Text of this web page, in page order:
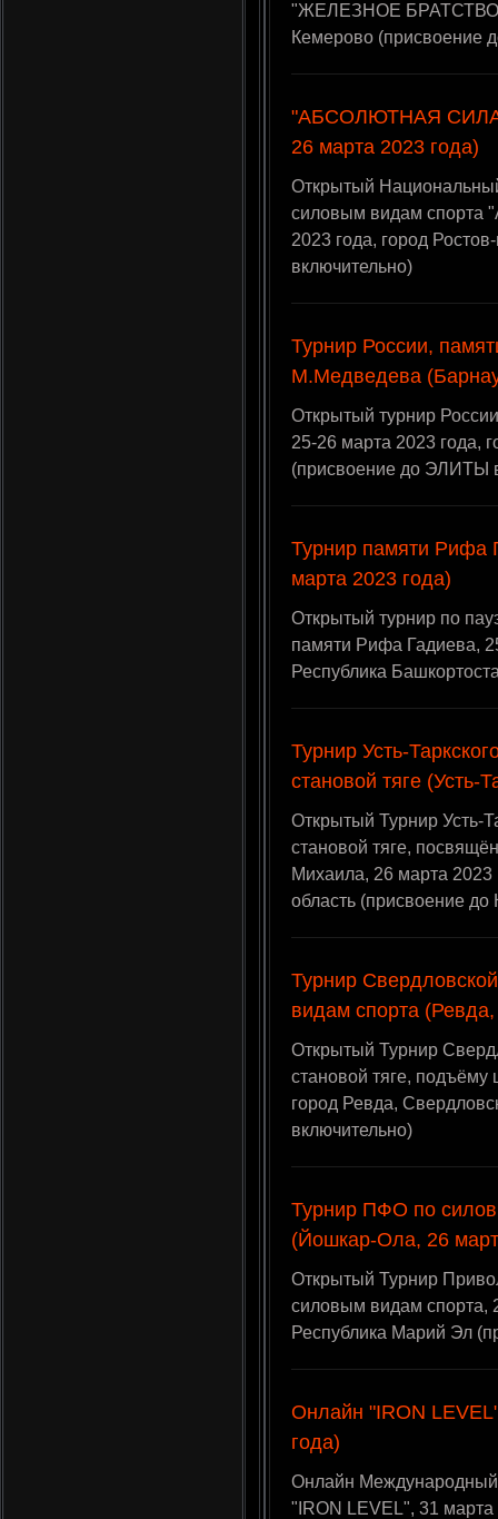
"ЖЕЛЕЗНОЕ БРАТСТВО -
Кемерово (присвоение
"АБСОЛЮТНАЯ СИЛА-
26 марта 2023 года)
Открытый
силовым видам
2023 года, город
включительно)
Турнир России,
М.Медведева
Открытый турнир
25-26 марта 2023 года,
(присвоение до ЭЛИТЫ
Турнир памяти Рифа
марта 2023 года)
Открытый турнир по
памяти Рифа Гадиева,
Республика
Турнир Усть-
становой тяге (Усть-
Открытый Турнир Усть-
становой тяге,
Михаила, 26 марта 2023
область (присвоение
Турнир
видам спорта
Открытый Турнир
становой тяге, подъёму
город Ревда,
включительно)
Турнир ПФО по
(Йошкар-Ола, 26
Открытый Турнир
силовым видам спорта,
Республика Марий Эл
Онлайн "IRON
года)
Онлайн Международный
"IRON LEVEL", 31